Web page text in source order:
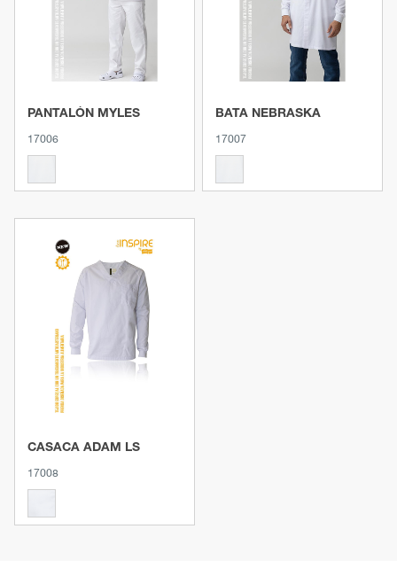
PANTALÓN MYLES
17006
BATA NEBRASKA
17007
Ver producto
CASACA ADAM LS
17008